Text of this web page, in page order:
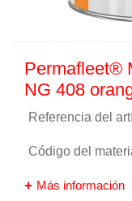
Permafleet®
NG 408
Referencia del
Código del
Más información